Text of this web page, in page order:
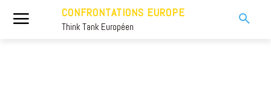
CONFRONTATIONS EUROPE
Think Tank Européen